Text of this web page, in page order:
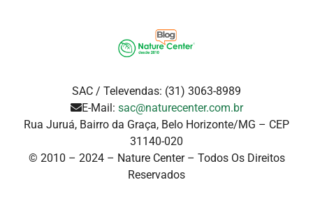
SAC / Televendas: (31) 3063-8989
E-Mail: sac@naturecenter.com.br
Rua Juruá, Bairro da Graça, Belo Horizonte/MG – CEP
31140-020
© 2010 – 2024 – Nature Center – Todos Os Direitos
Reservados